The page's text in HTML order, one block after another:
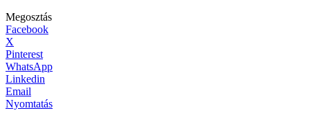
Megosztás
Facebook
X
Pinterest
WhatsApp
Linkedin
Email
Nyomtatás